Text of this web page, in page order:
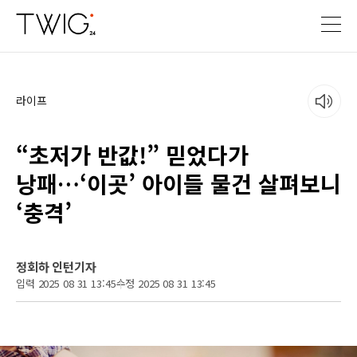
라이프
“초저가 반값!” 믿었다가
낭패…‘이곳’ 아이들 물건 살펴보니
‘충격’
정회하 인턴기자
입력 2025 08 31 13:45수정 2025 08 31 13:45